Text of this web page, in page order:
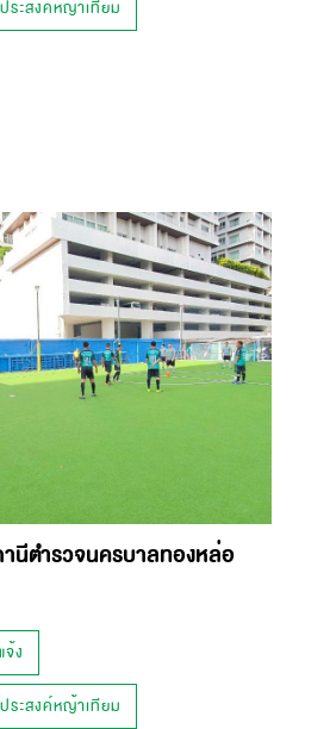
ะสงค์หญ้าเทียม
นีตำรวจนครบาลทองหล่อ
ง
ะสงค์หญ้าเทียม